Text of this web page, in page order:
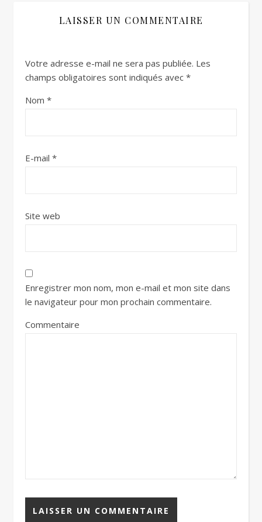
LAISSER UN COMMENTAIRE
Votre adresse e-mail ne sera pas publiée. Les
champs obligatoires sont indiqués avec *
Nom *
E-mail *
Site web
Enregistrer mon nom, mon e-mail et mon site dans
le navigateur pour mon prochain commentaire.
Commentaire